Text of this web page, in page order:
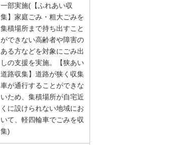
一部実施(【ふれあい収
集】家庭ごみ・粗大ごみを
集積場所まで持ち出すこと
ができない高齢者や障害の
ある方などを対象にごみ出
しの支援を実施。【狭あい
道路収集】道路が狭く収集
車が通行することができな
いため、集積場所が自宅近
くに設けられない地域にお
いて、軽四輪車でごみを収
集)